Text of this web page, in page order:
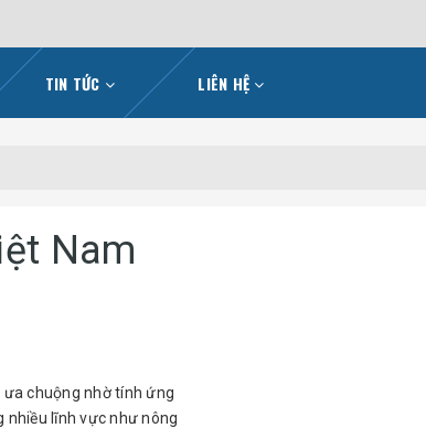
TIN TỨC LIÊN HỆ
Nam
ưa chuộng nhờ tính ứng
nhiều lĩnh vực như nông